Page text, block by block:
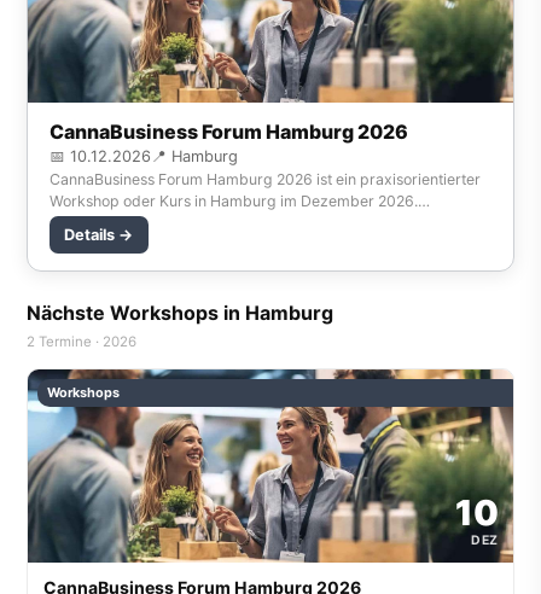
CannaBusiness Forum Hamburg 2026
📅 10.12.2026 📍 Hamburg
CannaBusiness Forum Hamburg 2026 ist ein praxisorientierter
Workshop oder Kurs in Hamburg im Dezember 2026.
Referenten mit fundiertem Fachwissen teilen ihr Wiss
Details →
Nächste Workshops in Hamburg
2 Termine · 2026
Workshops
10
DEZ
CannaBusiness Forum Hamburg 2026